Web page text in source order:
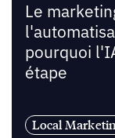
Le
pourquoi
étape
Local